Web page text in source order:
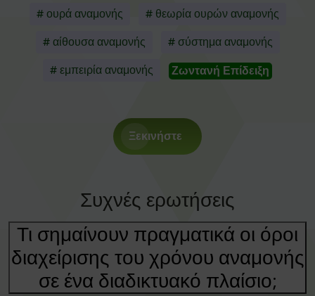
# ουρά αναμονής # θεωρία ουρών αναμονής
# αίθουσα αναμονής # σύστημα αναμονής
# εμπειρία αναμονής Ζωντανή Επίδειξη
Ξεκινήστε
Συχνές ερωτήσεις
Τι σημαίνουν πραγματικά οι όροι
διαχείρισης του χρόνου αναμονής
σε ένα διαδικτυακό πλαίσιο;